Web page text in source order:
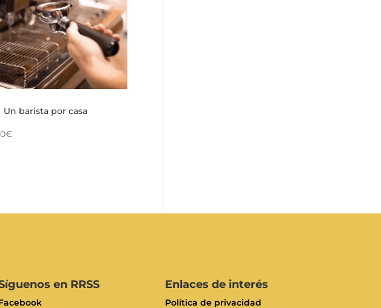
Un barista por casa
en RRSS Enlaces de interés
Política de privacidad